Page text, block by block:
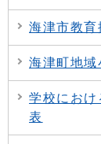
海津市教育
海津町地域
学校にお
表